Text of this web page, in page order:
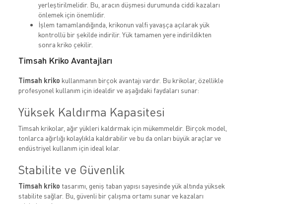
yerleştirilmelidir. Bu, aracın düşmesi durumunda ciddi kazaları
önlemek için önemlidir.
İşlem tamamlandığında, krikonun valfi yavaşça açılarak yük
kontrollü bir şekilde indirilir. Yük tamamen yere indirildikten
sonra kriko çekilir.
Timsah Kriko Avantajları
Timsah kriko kullanmanın birçok avantajı vardır. Bu krikolar, özellikle
profesyonel kullanım için idealdir ve aşağıdaki faydaları sunar:
Yüksek Kaldırma Kapasitesi
Timsah krikolar, ağır yükleri kaldırmak için mükemmeldir. Birçok model,
tonlarca ağırlığı kolaylıkla kaldırabilir ve bu da onları büyük araçlar ve
endüstriyel kullanım için ideal kılar.
Stabilite ve Güvenlik
Timsah kriko tasarımı, geniş taban yapısı sayesinde yük altında yüksek
stabilite sağlar. Bu, güvenli bir çalışma ortamı sunar ve kazaları